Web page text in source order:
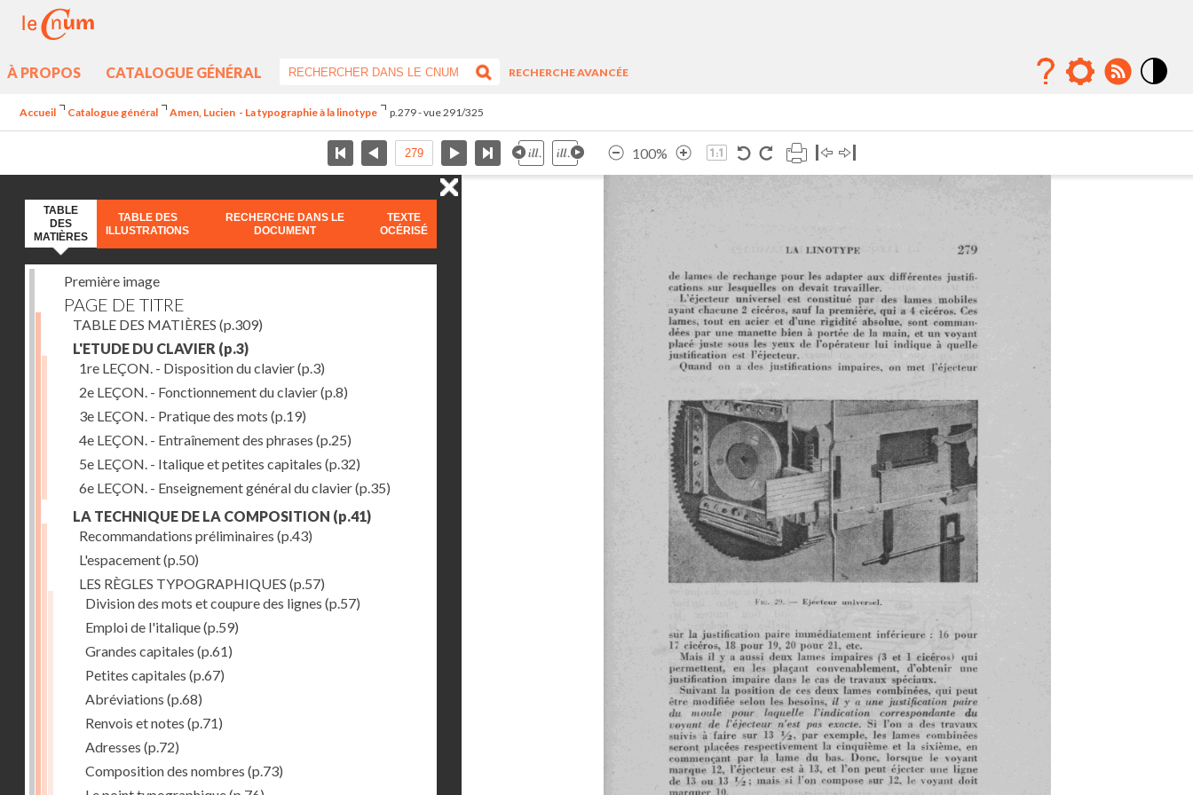
À PROPOS CATALOGUE GÉNÉRAL
RECHERCHE AVANCÉE
Accueil Catalogue général Amen, Lucien - La typographie à la linotype p.279 - vue 291/325
100%
TABLE
DES
MATIÈRES
TABLE DES
ILLUSTRATIONS
RECHERCHE DANS LE
DOCUMENT
TEXTE
OCÉRISÉ
Première image
PAGE DE TITRE
TABLE DES MATIÈRES (p.309)
L'ETUDE DU CLAVIER (p.3)
1re LEÇON. - Disposition du clavier(p.3)
2e LEÇON. - Fonctionnement du clavier(p.8)
3e LEÇON. - Pratique des mots (p.19)
4e LEÇON. - Entraînement des phrases (p.25)
5e LEÇON. - Italique et petites capitales (p.32)
6e LEÇON. - Enseignement général du clavier(p.35)
LA TECHNIQUE DE LA COMPOSITION (p.41)
Recommandations préliminaires (p.43)
L'espacement(p.50)
LES RÈGLES TYPOGRAPHIQUES (p.57)
Division des mots et coupure des lignes (p.57)
Emploi de l'italique(p.59)
Grandes capitales (p.61)
Petites capitales (p.67)
Abréviations (p.68)
Renvois et notes (p.71)
Adresses (p.72)
Composition des nombres (p.73)